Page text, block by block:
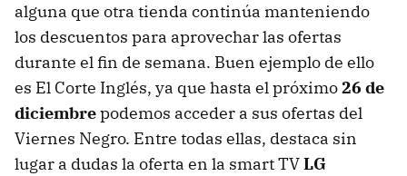
alguna que otra tienda continúa manteniendo
los descuentos para aprovechar las ofertas
durante el fin de semana. Buen ejemplo de ello
es El Corte Inglés, ya que hasta el próximo26 de
diciembrepodemos acceder a sus ofertas del
Viernes Negro. Entre todas ellas, destaca sin
lugar a dudas la oferta en la smart TVLG